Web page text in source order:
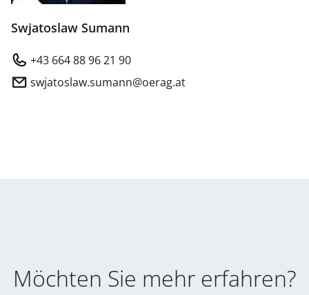
Swjatoslaw Sumann
+43 664 88 96 21 90
swjatoslaw.sumann@oerag.at
Möchten Sie mehr erfahren?